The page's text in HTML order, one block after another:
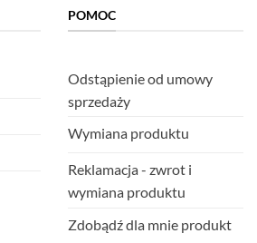
POMOC
Odstąpienie od umowy
sprzedaży
Wymiana produktu
Reklamacja - zwrot i
wymiana produktu
Zdobądź dla mnie produkt